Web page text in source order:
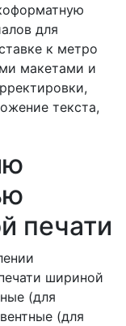
для
к метро
макетами и
текста,
печати
шириной
(для
(для